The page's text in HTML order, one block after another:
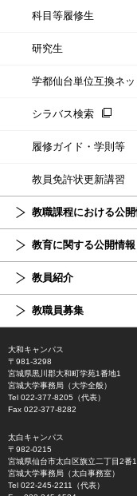
科目等履修生
研究生
学都仙台単位互換ネ
シラバス検索
履修ガイド・学則等
教員免許状更新講習
教職課程における公
教育に関する公開情報
教員紹介
教職員募集
大和キャンパス
〒981-3298
宮城県黒川郡大和町学苑1番地1
宮城大学事務局（大学全般）
Tel 022-377-8205（代表）
Fax 022-377-8282
太白キャンパス
〒982-0215
宮城県仙台市太白区旗立二丁目2番
宮城大学事務局（太白事務室）
Tel 022-245-2211（代表）